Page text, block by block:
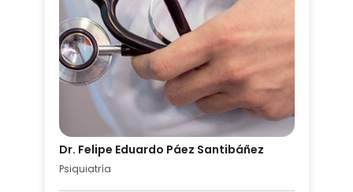
Dr. Felipe Eduardo Páez Santibáñez
Psiquiatría